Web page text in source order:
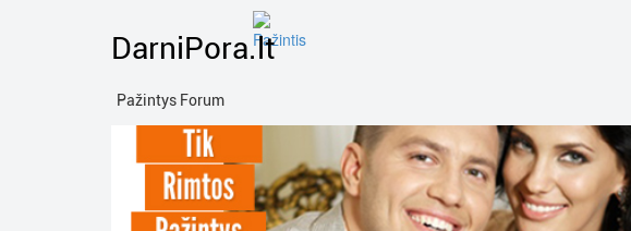
DarniPora.lt
Pažintys Forum